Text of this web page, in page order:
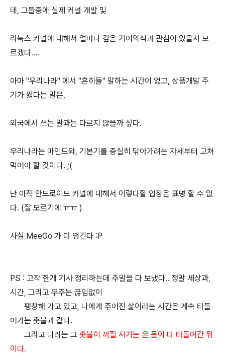
데, 그들중에 실제 커널 개발 및
리눅스 커널에 대해서 얼마나 깊은 기여의식과 관심이 있을지 모
르겠다....
아마 "우리나라" 에서 "흔히들" 말하는 시간이 없고, 상품개발 주
기가 짧다는 말은,
외국에서 쓰는 말과는 다르지 않을까 싶다.
우리나라는 마인드와, 기본기를 충실히 닦아가려는 자세부터 고쳐
먹어야 할 것이다. ;(
난 아직 안드로이드 커널에 대해서 이렇다할 입장은 표명 할 수 없
다. (잘 모르기에 ㅠㅠ )
사실 MeeGo 가 더 땡긴다 :P
PS : 고작 한개 기사 정리하는데 주말을 다 보냈다.. 정말 세상과,
시간, 그리고 우주는 끊임없이
팽창해 가고 있고, 나에게 주어진 삶이라는 시간은 계속 타들
어가는 촛불과 같다.
그리고 나라는 그 촛불이 꺼질 시기는 온 몸이 다 타들어간 뒤
이다.